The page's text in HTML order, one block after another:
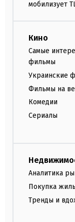
мобилизует
Кино
Самые
фильмы
Украинские
Фильмы на
Комедии
Сериалы
Аналитика
Покупка
Тренды и